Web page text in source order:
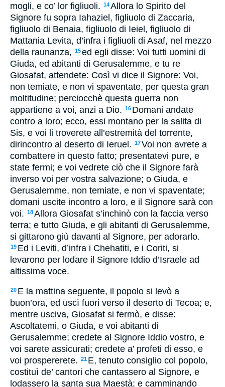
mogli, e co’ lor figliuoli. 14Allora lo Spirito del
Signore fu sopra Iahaziel, figliuolo di Zaccaria,
figliuolo di Benaia, figliuolo di Ieiel, figliuolo di
Mattania Levita, d’infra i figliuoli di Asaf, nel mezzo
della raunanza, 15ed egli disse: Voi tutti uomini di
Giuda, ed abitanti di Gerusalemme, e tu re
Giosafat, attendete: Così vi dice il Signore: Voi,
non temiate, e non vi spaventate, per questa gran
moltitudine; perciocchè questa guerra non
appartiene a voi, anzi a Dio. 16 Domani andate
contro a loro; ecco, essi montano per la salita di
Sis, e voi li troverete all’estremità del torrente,
dirincontro al deserto di Ieruel. 17Voi non avrete a
combattere in questo fatto; presentatevi pure, e
state fermi; e voi vedrete ciò che il Signore farà
inverso voi per vostra salvazione; o Giuda, e
Gerusalemme, non temiate, e non vi spaventate;
domani uscite incontro a loro, e il Signore sarà con
voi. 18Allora Giosafat s’inchinò con la faccia verso
terra; e tutto Giuda, e gli abitanti di Gerusalemme,
si gittarono giù davanti al Signore, per adorarlo.
19 Ed i Leviti, d’infra i Chehatiti, e i Coriti, si
levarono per lodare il Signore Iddio d’Israele ad
altissima voce.
20 E la mattina seguente, il popolo si levò a
buon’ora, ed uscì fuori verso il deserto di Tecoa; e,
mentre usciva, Giosafat si fermò, e disse:
Ascoltatemi, o Giuda, e voi abitanti di
Gerusalemme; credete al Signore Iddio vostro, e
voi sarete assicurati; credete a’ profeti di esso, e
voi prospererete. 21 E, tenuto consiglio col popolo,
costituì de’ cantori che cantassero al Signore, e
lodassero la santa sua Maestà; e camminando